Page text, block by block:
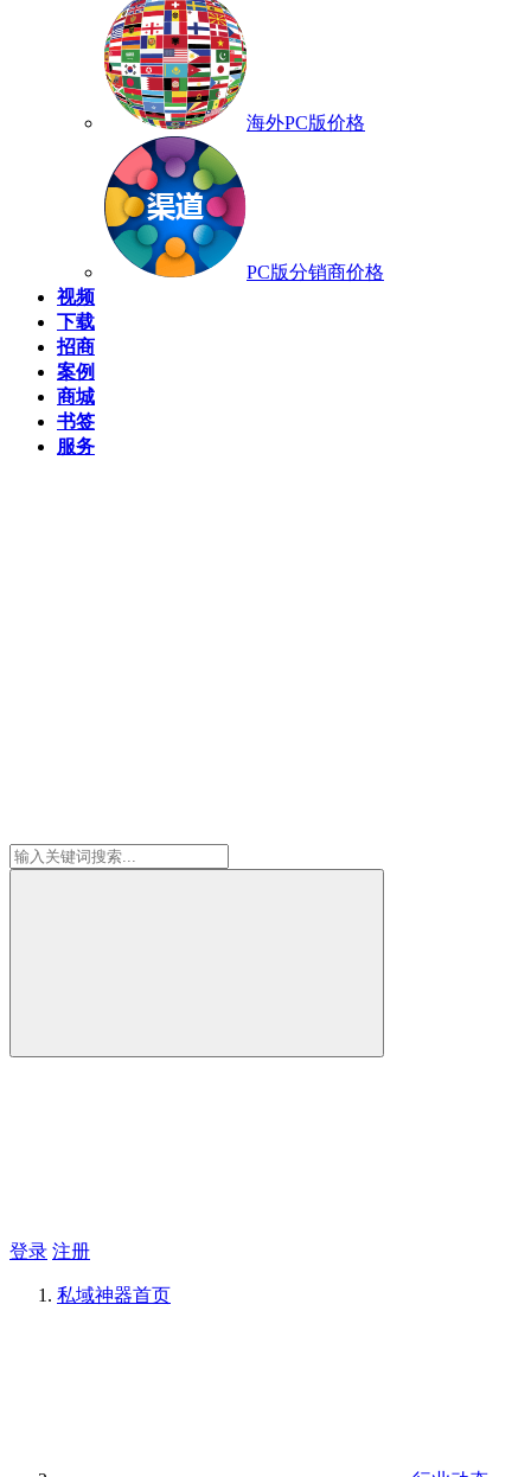
海外PC版价格
PC版分销商价格
视频
下载
招商
案例
商城
书签
服务
登录 注册
私域神器首页